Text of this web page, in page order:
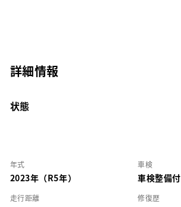
詳細情報
状態
年式
2023年（R5年）
車検
車検整備付
走行距離 修復歴